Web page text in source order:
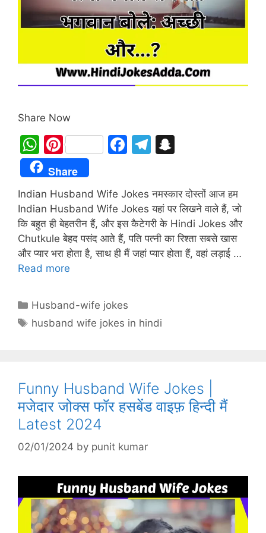
Share Now
W
h
at
s
A
p
p
Pi
nt
er
e
st
F
e
b
o
o
T
gr
a
m
p
c
h
at
Share
Indian Husband Wife Jokes नमस्कार दोस्तों आज हम
Indian Husband Wife Jokes यहां पर लिखने वाले हैं, जो
कि बहुत ही बेहतरीन हैं, और इस कैटेगरी के Hindi Jokes और
Chutkule बेहद पसंद आते हैं, पति पत्नी का रिश्ता सबसे खास
और प्यार भरा होता है, साथ ही मैं जहां प्यार होता हैं, वहां लड़ाई …
Read more
Categories
Husband-wife jokes
Tags
husband wife jokes in hindi
Funny Husband Wife Jokes |
मजेदार जोक्स फॉर हसबेंड वाइफ़ हिन्दी मैं
Latest 2024
02/01/2024 by punit kumar